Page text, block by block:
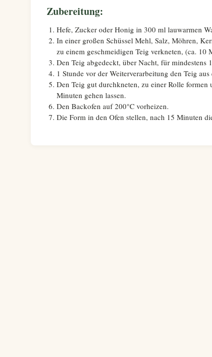
Zubereitung:
Hefe, Zucker oder Honig in 300 ml lauwarmen
In einer großen Schüssel Mehl, Salz, Möhren,
zu einem geschmeidigen Teig verkneten, (ca. 10
Den Teig abgedeckt, über Nacht, für mindestens
1 Stunde vor der Weiterverarbeitung den Teig
Den Teig gut durchkneten, zu einer Rolle
Minuten gehen lassen.
Den Backofen auf 200°C vorheizen.
Die Form in den Ofen stellen, nach 15 Minuten